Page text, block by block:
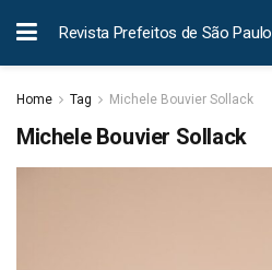
Revista Prefeitos de São Paulo
Home Tag Michele Bouvier Sollack
Michele Bouvier Sollack